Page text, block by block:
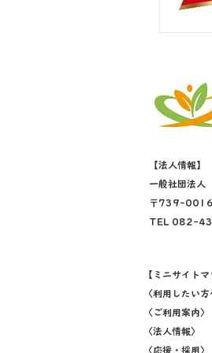
【法人情報】
一般社団法人
〒739-0016
​TEL 082-
【ミニサイトマ
〈利用したい
〈ご利用案
〈法人情
〈応援・採